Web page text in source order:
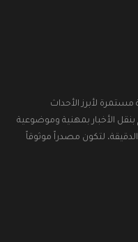
لأبرز الأحداث
بنقل الأخبار بمهنية وموضوعية
لتكون مصدراً موثوقاً